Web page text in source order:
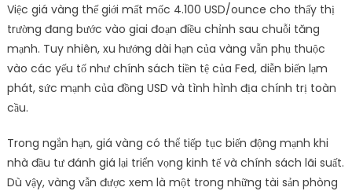
Việc giá vàng thế giới mất mốc 4.100 USD/ounce cho thấy thị
trường đang bước vào giai đoạn điều chỉnh sau chuỗi tăng
mạnh. Tuy nhiên, xu hướng dài hạn của vàng vẫn phụ thuộc
vào các yếu tố như chính sách tiền tệ của Fed, diễn biến lạm
phát, sức mạnh của đồng USD và tình hình địa chính trị toàn
cầu.
Trong ngắn hạn, giá vàng có thể tiếp tục biến động mạnh khi
nhà đầu tư đánh giá lại triển vọng kinh tế và chính sách lãi suất.
Dù vậy, vàng vẫn được xem là một trong những tài sản phòng